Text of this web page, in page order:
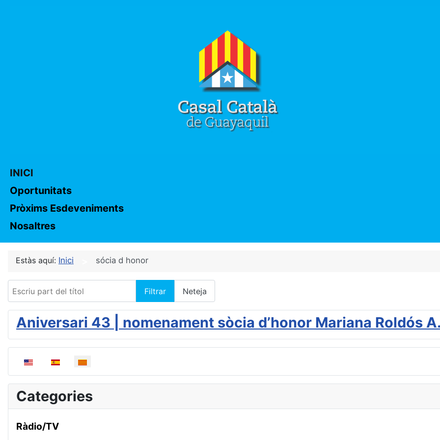
INICI
Oportunitats
Pròxims Esdeveniments
Nosaltres
Estàs aquí: Inici sócia d honor
Escriu part del títol
Filtrar Neteja
Aniversari 43 | nomenament sòcia d’honor Mariana Roldós A.
Seleccioni el seu idioma
Categories
Ràdio/TV